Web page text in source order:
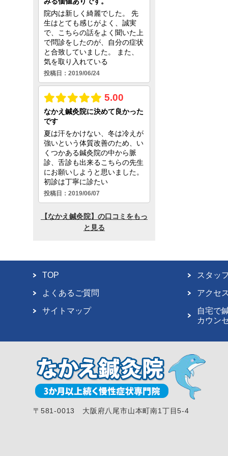
TOP スタッ
よくあるご質問 アクセ
サイトマップ
自宅で
カウン
〒581-0013 大阪府八尾市山本町南1丁目5-4